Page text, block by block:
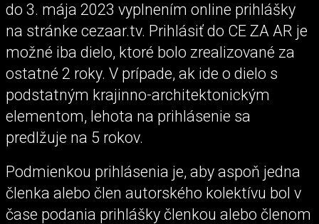
do 3. mája 2023 vyplnením online prihlášky
na stránke cezaar.tv. Prihlásiť do CE ZA AR je
možné iba dielo, ktoré bolo zrealizované za
ostatné 2 roky. V prípade, ak ide o dielo s
podstatným krajinno-architektonickým
elementom, lehota na prihlásenie sa
predlžuje na 5 rokov.
Podmienkou prihlásenia je, aby aspoň jedna
členka alebo člen autorského kolektívu bol v
čase podania prihlášky členkou alebo členom